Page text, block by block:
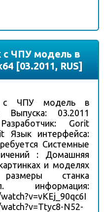
с ЧПУ модель в
[03.2011, RUS]
с ЧПУ модель в
Выпуска: 03.2011
Gorit
Язык интерфейса:
Системные
: Домашняя
и моделях
станка
информация:
N52-